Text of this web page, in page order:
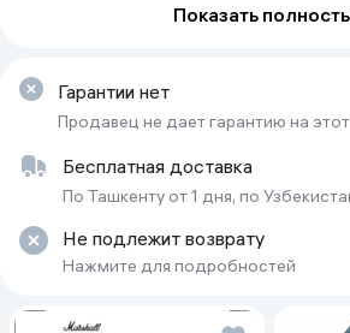
Масса (г)
Камера
12 МП
Микрофон
накладки)
Показать
Гарантии нет
Продавец не дает гарантию на
Бесплатная доставка
По Ташкенту от 1 дня, по
Не подлежит возврату
Нажмите для подробностей